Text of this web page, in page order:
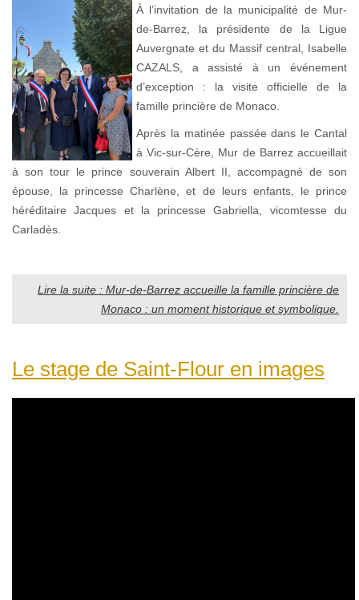
À l’invitation de la municipalité de Mur-
de-Barrez, la présidente de la Ligue
Auvergnate et du Massif central, Isabelle
CAZALS, a assisté à un événement
d’exception : la visite officielle de la
famille princière de Monaco.
Après la matinée passée dans le Cantal
à Vic-sur-Cère, Mur de Barrez accueillait
à son tour le prince souverain Albert II, accompagné de son
épouse, la princesse Charlène, et de leurs enfants, le prince
héréditaire Jacques et la princesse Gabriella, vicomtesse du
Carladès.
Lire la suite : Mur-de-Barrez accueille la famille princière de
Monaco : un moment historique et symbolique.
Le stage de Saint-Flour en images